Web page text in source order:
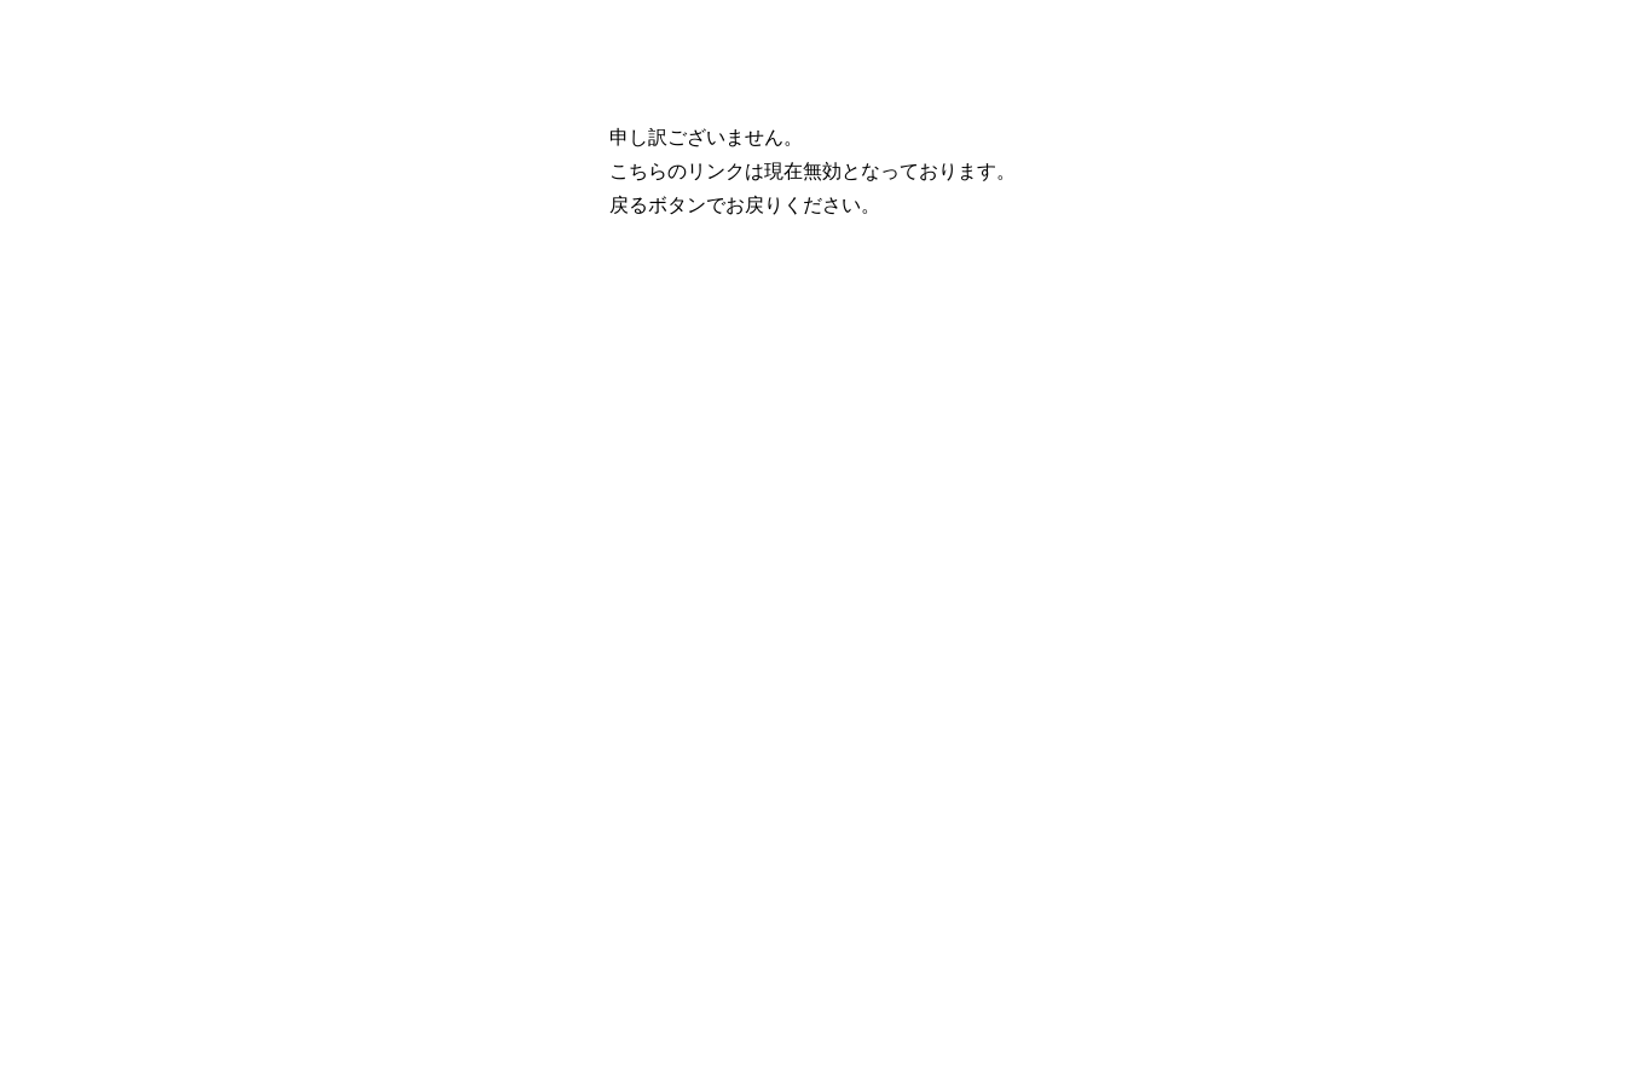
申し訳ございません。
こちらのリンクは現在無効となっております。
戻るボタンでお戻りください。